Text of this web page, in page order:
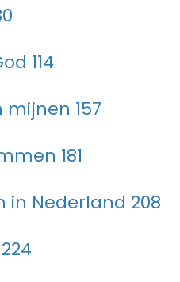
114
157
181
in Nederland 208